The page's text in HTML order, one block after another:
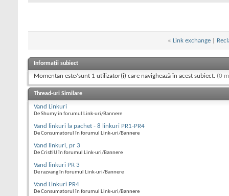
« Link exchange|
Informații subiect
Momentan este/sunt 1 utilizator(i) care navighează în acest subiect. (0
Thread-uri Similare
Vand Linkuri
De Shumy în forumul Link-uri/Bannere
Vand linkuri la pachet - 8 linkuri PR1-PR4
De Consumatorul în forumul Link-uri/Bannere
Vand linkuri, pr 3
De Cristi U în forumul Link-uri/Bannere
Vand linkuri PR 3
De razvang în forumul Link-uri/Bannere
Vand Linkuri PR4
De Consumatorul în forumul Link-uri/Bannere